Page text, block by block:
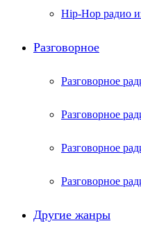
Hip-Hop радио
Разговорное
Разговорное
Разговорное
Разговорное
Разговорное
Другие жанры